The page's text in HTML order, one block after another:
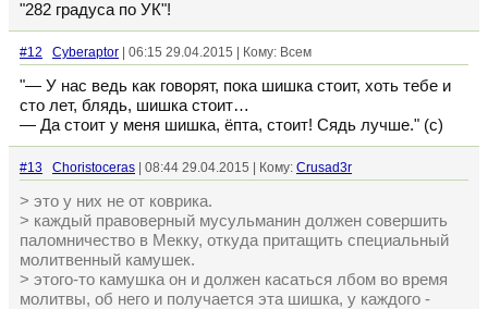
"282 градуса по УК"!
#12 Cyberaptor | 06:15 29.04.2015 | Кому: Всем
"— У нас ведь как говорят, пока шишка стоит, хоть тебе и
сто лет, блядь, шишка стоит…
— Да стоит у меня шишка, ёпта, стоит! Сядь лучше." (с)
#13 Choristoceras | 08:44 29.04.2015 | Кому: Crusad3r
> это у них не от коврика.
> каждый правоверный мусульманин должен совершить
паломничество в Мекку, откуда притащить специальный
молитвенный камушек.
> этого-то камушка он и должен касаться лбом во время
молитвы, об него и получается эта шишка, у каждого -